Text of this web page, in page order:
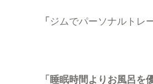
「 ジムでパーソナルトレ
「睡眠時間よりお風呂を